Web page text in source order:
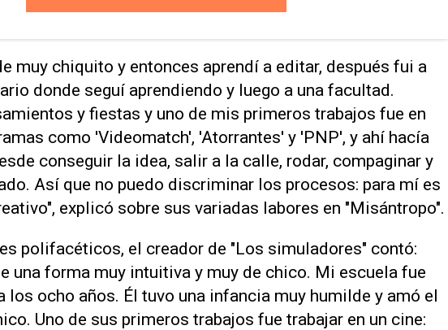
muy chiquito y entonces aprendí a editar, después fui a
donde seguí aprendiendo y luego a una facultad.
y fiestas y uno de mis primeros trabajos fue en
como 'Videomatch', 'Atorrantes' y 'PNP', y ahí hacía
conseguir la idea, salir a la calle, rodar, compaginar y
Así que no puedo discriminar los procesos: para mí es
explicó sobre sus variadas labores en "Misántropo".
polifacéticos, el creador de "Los simuladores" contó:
una forma muy intuitiva y muy de chico. Mi escuela fue
los ocho años. Él tuvo una infancia muy humilde y amó el
Uno de sus primeros trabajos fue trabajar en un cine: